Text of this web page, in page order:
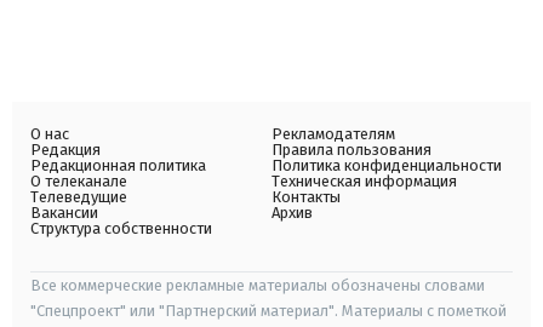
О нас
Редакция
Редакционная политика
О телеканале
Телеведущие
Вакансии
Структура собственности
Рекламодателям
Правила пользования
Политика конфиденциальности
Техническая информация
Контакты
Архив
Все коммерческие рекламные материалы обозначены словами
"Спецпроект" или "Партнерский материал". Материалы с пометкой